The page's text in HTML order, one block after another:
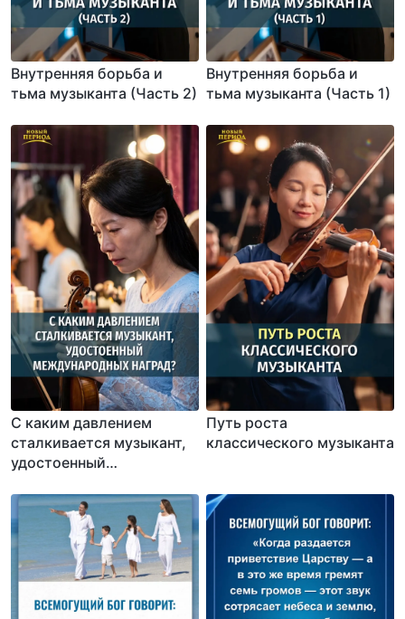
Внутренняя борьба и
тьма музыканта (Часть 2)
Внутренняя борьба и
тьма музыканта (Часть 1)
С каким давлением
сталкивается музыкант,
удостоенный
Путь роста
классического музыканта